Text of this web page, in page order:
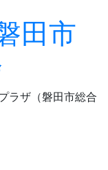
ラザ（磐田市総合